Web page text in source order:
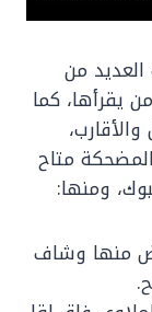
العديد من
يقرأها، كما
متاح
ومنها:
منها وشاف